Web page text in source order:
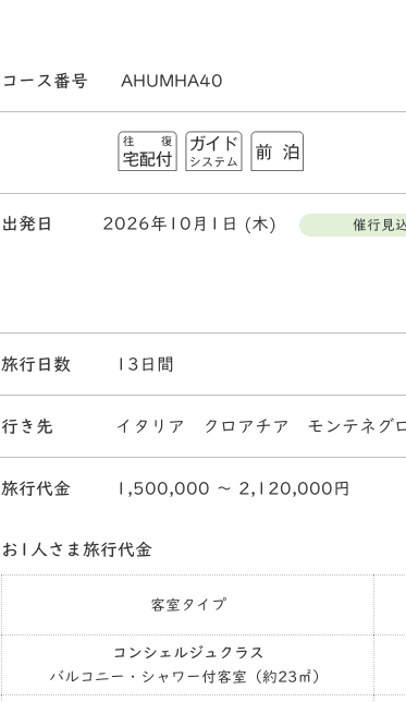
コース番号 AHUMHA40
出発日 2026年10月1日 (木) 催行見
旅行日数 13日間
行き先 イタリア クロアチア モンテネグ
旅行代金 1,500,000 〜 2,120,000円
お1人さま旅行代金
客室タイプ
コンシェルジュクラス
バルコニー・シャワー付客室（約23㎡）